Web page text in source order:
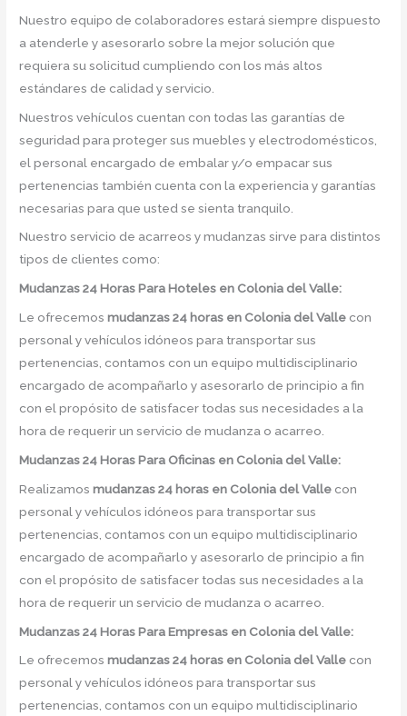
Nuestro equipo de colaboradores estará siempre dispuesto
a atenderle y asesorarlo sobre la mejor solución que
requiera su solicitud cumpliendo con los más altos
estándares de calidad y servicio.
Nuestros vehículos cuentan con todas las garantías de
seguridad para proteger sus muebles y electrodomésticos,
el personal encargado de embalar y/o empacar sus
pertenencias también cuenta con la experiencia y garantías
necesarias para que usted se sienta tranquilo.
Nuestro servicio de acarreos y mudanzas sirve para distintos
tipos de clientes como:
Mudanzas 24 Horas Para Hoteles en Colonia del Valle:
Le ofrecemosmudanzas 24 horas en Colonia del Valle con
personal y vehículos idóneos para transportar sus
pertenencias, contamos con un equipo multidisciplinario
encargado de acompañarlo y asesorarlo de principio a fin
con el propósito de satisfacer todas sus necesidades a la
hora de requerir un servicio de mudanza o acarreo.
Mudanzas 24 Horas Para Oficinas en Colonia del Valle:
Realizamosmudanzas 24 horas en Colonia del Valle con
personal y vehículos idóneos para transportar sus
pertenencias, contamos con un equipo multidisciplinario
encargado de acompañarlo y asesorarlo de principio a fin
con el propósito de satisfacer todas sus necesidades a la
hora de requerir un servicio de mudanza o acarreo.
Mudanzas 24 Horas Para Empresas en Colonia del Valle:
Le ofrecemosmudanzas 24 horas en Colonia del Valle con
personal y vehículos idóneos para transportar sus
pertenencias, contamos con un equipo multidisciplinario